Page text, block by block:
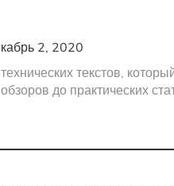
2, 2020
текстов,
до практических